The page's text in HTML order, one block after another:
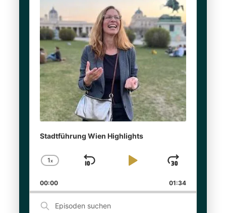
Stadtführung Wien Highlights
Change
Rate
1x
Skip
Play
Pause
Jump
00:00 01:34
Episoden